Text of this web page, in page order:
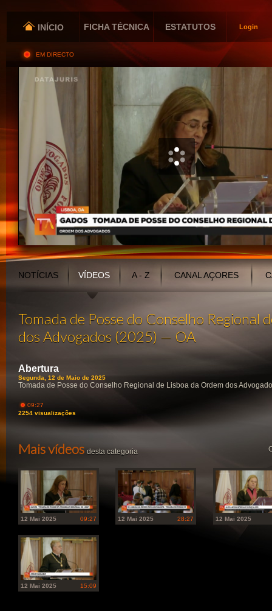
INÍCIO FICHA TÉCNICA ESTATUTOS Login
EM DIRECTO
NOTÍCIAS VÍDEOS A - Z CANAL AÇORES
Tomada de Posse do Conselho Regional
dos Advogados (2025) — OA
Abertura
Segunda, 12 de Maio de 2025
Tomada de Posse do Conselho Regional de Lisboa da Ordem dos
09:27
2254 visualizações
Mais vídeosdesta categoria
12 Mai 2025 09:27 12 Mai 2025 28:27 12 Mai 2025
12 Mai 2025 15:09